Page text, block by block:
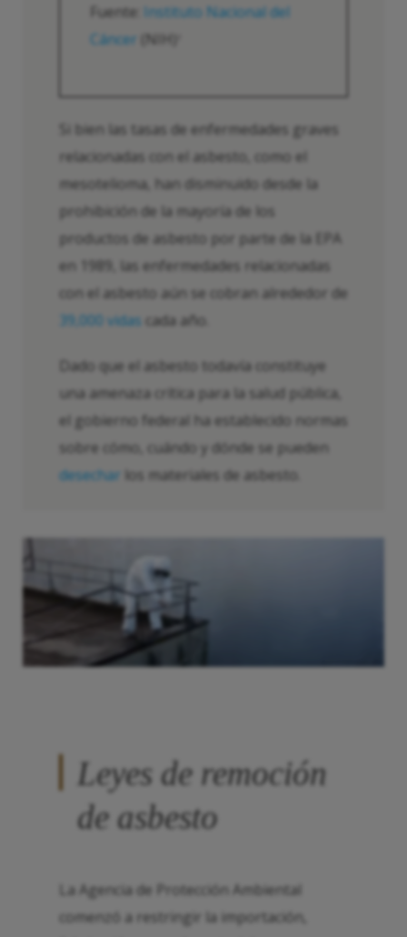
Fuente: Instituto Nacional del
Cáncer
(NIH)
Si bien las tasas de enfermedades graves
relacionadas con el asbesto, como el
mesotelioma, han disminuido desde la
prohibición de la mayoría de los
productos de asbesto por parte de la EPA
en 1989, las enfermedades relacionadas
con el asbesto aún se cobran alrededor de
39,000 vidas cada año.
Dado que el asbesto todavía constituye
una amenaza crítica para la salud pública,
el gobierno federal ha establecido normas
sobre cómo, cuándo y dónde se pueden
desechar los materiales de asbesto.
Leyes de remoción
de asbesto
La Agencia de Protección Ambiental
comenzó a restringir la importación,